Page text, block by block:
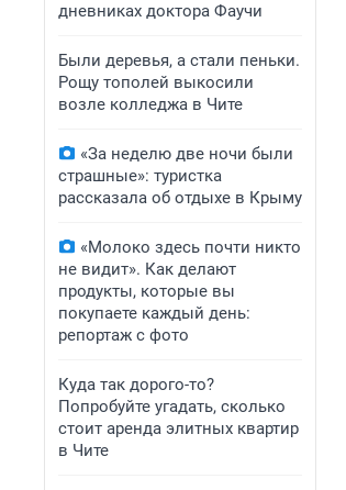
дневниках доктора Фаучи
Были деревья, а стали пеньки.
Рощу тополей выкосили
возле колледжа в Чите
«За неделю две ночи были
страшные»: туристка
рассказала об отдыхе в Крыму
«Молоко здесь почти никто
не видит». Как делают
продукты, которые вы
покупаете каждый день:
репортаж с фото
Куда так дорого-то?
Попробуйте угадать, сколько
стоит аренда элитных квартир
в Чите